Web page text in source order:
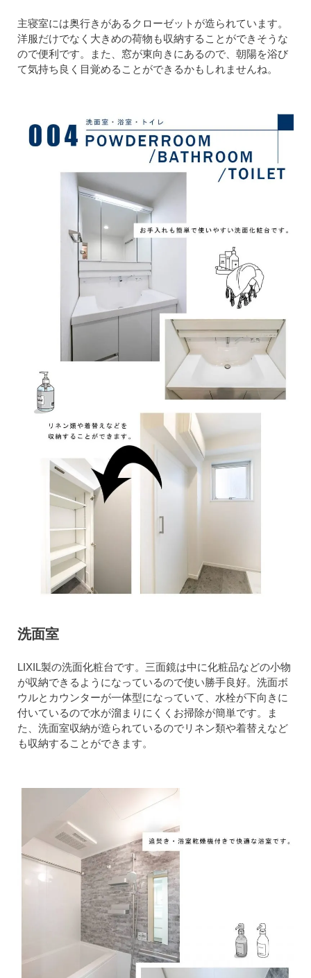
主寝室には奥行きがあるクローゼットが造られています。
洋服だけでなく大きめの荷物も収納することができそうな
ので便利です。また、窓が東向きにあるので、朝陽を浴び
て気持ち良く目覚めることができるかもしれませんね。
洗面室
LIXIL製の洗面化粧台です。三面鏡は中に化粧品などの小物
が収納できるようになっているので使い勝手良好。洗面ボ
ウルとカウンターが一体型になっていて、水栓が下向きに
付いているので水が溜まりにくくお掃除が簡単です。ま
た、洗面室収納が造られているのでリネン類や着替えなど
も収納することができます。